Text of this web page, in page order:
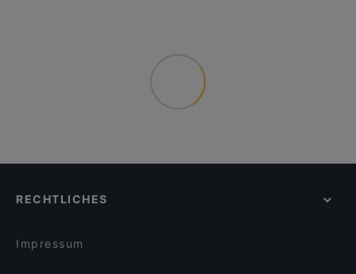
RECHTLICHES
Impressum